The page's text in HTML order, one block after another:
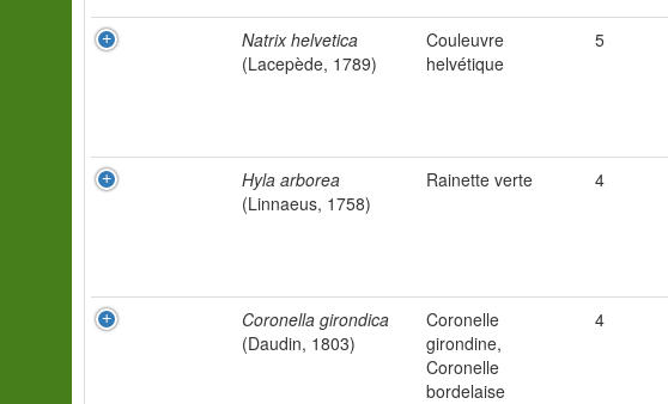
Natrix helvetica
(Lacepède, 1789)
Couleuvre
helvétique
5
Hyla arborea
(Linnaeus, 1758)
Rainette verte 4
Coronella girondica
(Daudin, 1803)
Coronelle
girondine,
Coronelle
bordelaise
4